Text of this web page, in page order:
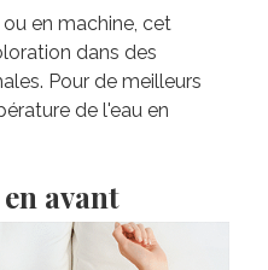
en machine, cet
dans des
Pour de meilleurs
de l'eau en
avant